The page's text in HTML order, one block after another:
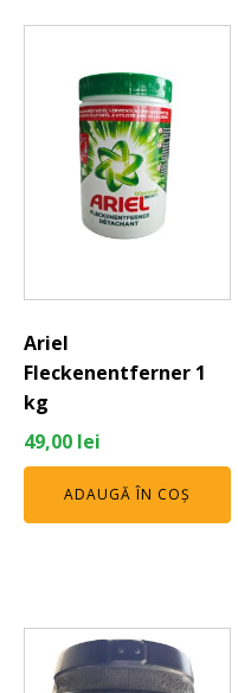
Ariel
Fleckenentferner 1
kg
49,00 lei
ADAUGĂ ÎN COȘ